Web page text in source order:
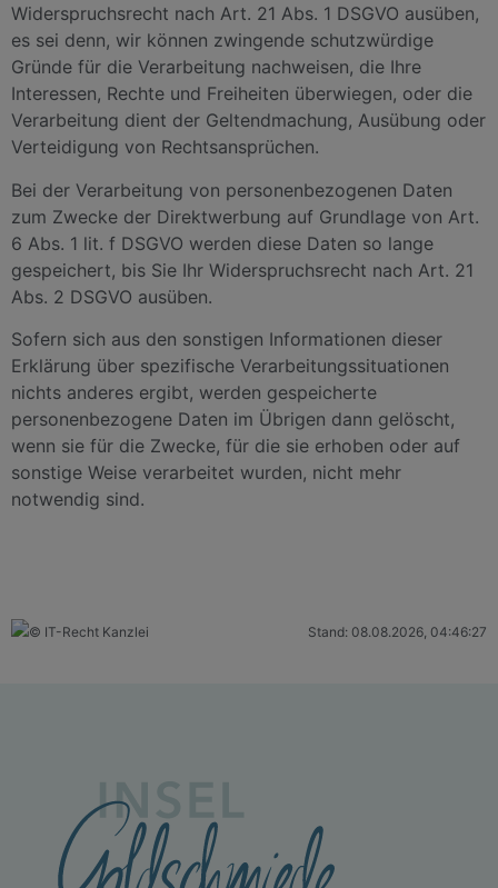
Widerspruchsrecht nach Art. 21 Abs. 1 DSGVO ausüben,
es sei denn, wir können zwingende schutzwürdige
Gründe für die Verarbeitung nachweisen, die Ihre
Interessen, Rechte und Freiheiten überwiegen, oder die
Verarbeitung dient der Geltendmachung, Ausübung oder
Verteidigung von Rechtsansprüchen.
Bei der Verarbeitung von personenbezogenen Daten
zum Zwecke der Direktwerbung auf Grundlage von Art.
6 Abs. 1 lit. f DSGVO werden diese Daten so lange
gespeichert, bis Sie Ihr Widerspruchsrecht nach Art. 21
Abs. 2 DSGVO ausüben.
Sofern sich aus den sonstigen Informationen dieser
Erklärung über spezifische Verarbeitungssituationen
nichts anderes ergibt, werden gespeicherte
personenbezogene Daten im Übrigen dann gelöscht,
wenn sie für die Zwecke, für die sie erhoben oder auf
sonstige Weise verarbeitet wurden, nicht mehr
notwendig sind.
Stand: 08.08.2026, 04:46:27